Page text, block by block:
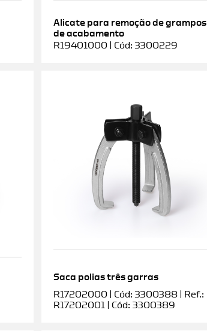
Alicate para remoção de grampos
de acabamento
R19401000 | Cód: 3300229
Saca polias três garras
R17202000 | Cód: 3300388 | Ref.:
R17202001 | Cód: 3300389